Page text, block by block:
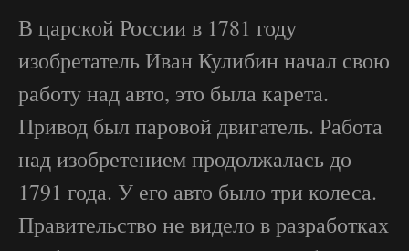
В царской России в 1781 году
изобретатель Иван Кулибин начал свою
работу над авто, это была карета.
Привод был паровой двигатель. Работа
над изобретением продолжалась до
1791 года. У его авто было три колеса.
Правительство не видело в разработках